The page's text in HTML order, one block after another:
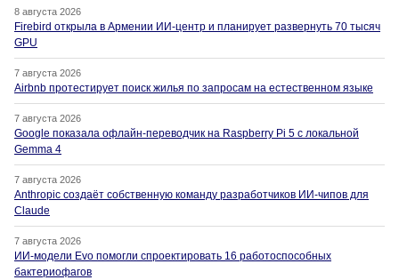
8 августа 2026
Firebird открыла в Армении ИИ-центр и планирует развернуть 70 тысяч
GPU
7 августа 2026
Airbnb протестирует поиск жилья по запросам на естественном языке
7 августа 2026
Google показала офлайн-переводчик на Raspberry Pi 5 с локальной
Gemma 4
7 августа 2026
Anthropic создаёт собственную команду разработчиков ИИ-чипов для
Claude
7 августа 2026
ИИ-модели Evo помогли спроектировать 16 работоспособных
бактериофагов